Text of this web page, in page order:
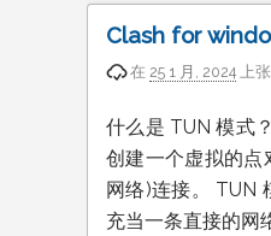
Clash for
在 25 1 月, 2024 上
什么是 TUN 模式
创建一个虚拟的点
网络)连接。 TUN
充当一条直接的网